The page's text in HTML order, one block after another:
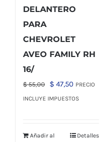
DELANTERO
PARA
CHEVROLET
AVEO FAMILY RH
16/
$55,00
El
precio
$ 55,00.
$ 47,50El
precio
$ 47,50.
PRECIO
INCLUYE IMPUESTOS
Añadir al
Detalles